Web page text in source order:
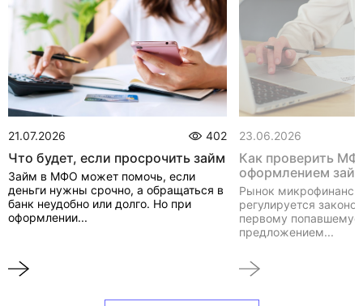
21.07.2026 402
Что будет, если просрочить займ
Займ в МФО может помочь, если
деньги нужны срочно, а обращаться в
банк неудобно или долго. Но при
оформлении...
23.06.2026
Как проверить
оформлением
Рынок
регулируется
первому
предложением...